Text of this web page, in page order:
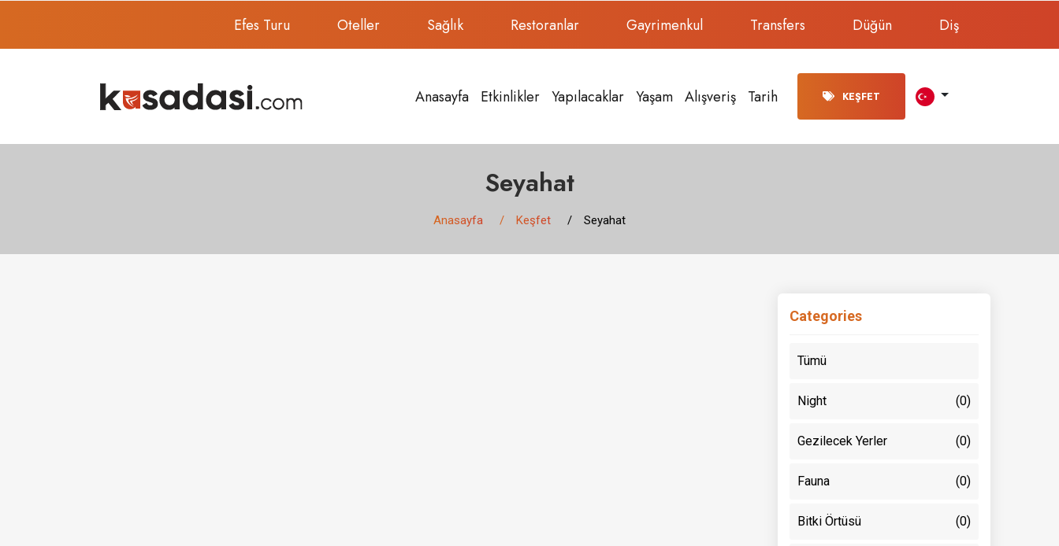
Efes Turu Oteller Sağlık Restoranlar Gayrimenkul Transfers Düğün Diş
Anasayfa Etkinlikler Yapılacaklar Yaşam Alışveriş Tarih KEŞFET
Seyahat
Anasayfa Keşfet Seyahat
Categories
Tümü
Night (0)
Gezilecek Yerler (0)
Fauna (0)
Bitki Örtüsü (0)